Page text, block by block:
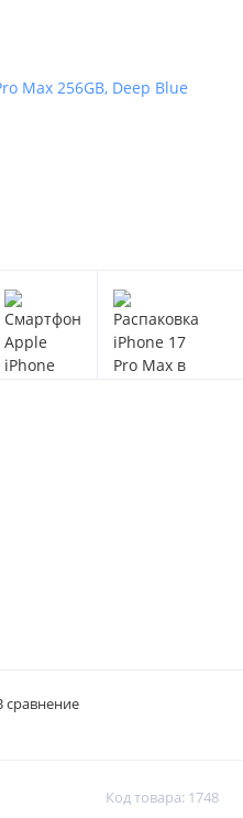
Код товара: 1748
сравнение